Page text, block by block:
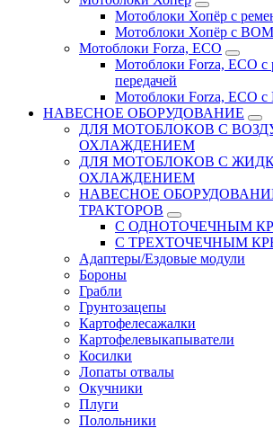
Мотоблоки Хопёр с
Мотоблоки Хопёр с ВОМ
Мотоблоки Forza, ECO
Мотоблоки Forza, ЕСО с
передачей
Мотоблоки Forza, ЕСО
НАВЕСНОЕ ОБОРУДОВАНИЕ
ДЛЯ МОТОБЛОКОВ С
ОХЛАЖДЕНИЕМ
ДЛЯ МОТОБЛОКОВ С
ОХЛАЖДЕНИЕМ
НАВЕСНОЕ
ТРАКТОРОВ
С ОДНОТОЧЕЧНЫМ
С ТРЕХТОЧЕЧНЫМ
Адаптеры/Ездовые модули
Бороны
Грабли
Грунтозацепы
Картофелесажалки
Картофелевыкапыватели
Косилки
Лопаты отвалы
Окучники
Плуги
Полольники